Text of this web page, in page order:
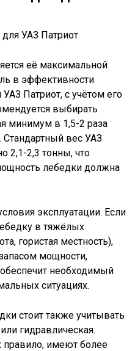
её максимальной
в эффективности
Патриот, с учётом его
выбирать
минимум в 1,5-2 раза
вес УАЗ
2,1-2,3 тонны, что
лебедки должна
эксплуатации. Если
в тяжёлых
гористая местность),
мощности,
необходимый
ситуациях.
стоит также учитывать
гидравлическая.
правило, имеют более